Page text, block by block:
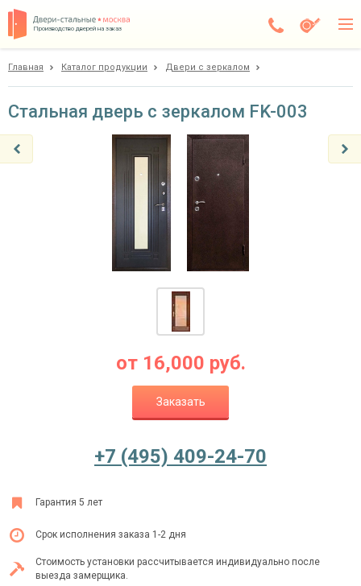
Производство дверей на заказ
Покупателям
Ежедневно с 08:00 до 24:00
+7 (495) 409-24-70
Главная Каталог продукции Двери с зеркалом
Стальная дверь с зеркалом FK-003
от 16,000 руб.
Заказать
+7 (495) 409-24-70
Гарантия 5 лет
Срок исполнения заказа 1-2 дня
Стоимость установки рассчитывается индивидуально после
выезда замерщика.